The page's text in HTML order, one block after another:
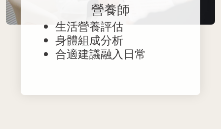
營養師
生活營養評估
身體組成分析
合適建議融入日常